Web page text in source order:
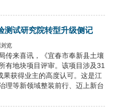
测试研究院转型升级侧记
览
传来喜讯，《宜春市奉新县土壤
有地块项目评审。该项目涉及31
获得业主的高度认可。这是江
理等新领域整装前行、迈上新台